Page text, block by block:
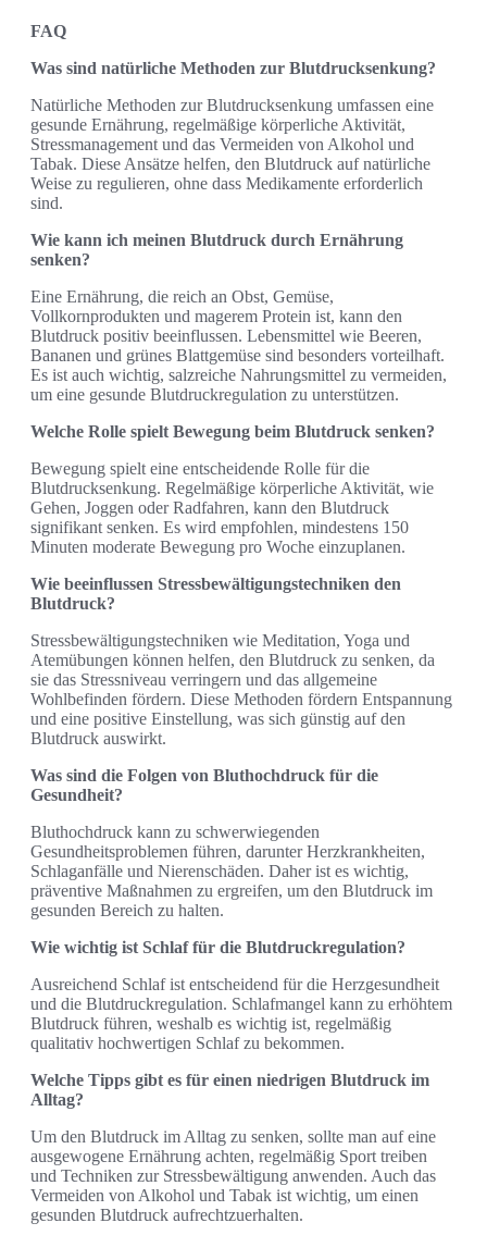
FAQ
Was sind natürliche Methoden zur Blutdrucksenkung?
Natürliche Methoden zur Blutdrucksenkung umfassen eine
gesunde Ernährung, regelmäßige körperliche Aktivität,
Stressmanagement und das Vermeiden von Alkohol und
Tabak. Diese Ansätze helfen, den Blutdruck auf natürliche
Weise zu regulieren, ohne dass Medikamente erforderlich
sind.
Wie kann ich meinen Blutdruck durch Ernährung
senken?
Eine Ernährung, die reich an Obst, Gemüse,
Vollkornprodukten und magerem Protein ist, kann den
Blutdruck positiv beeinflussen. Lebensmittel wie Beeren,
Bananen und grünes Blattgemüse sind besonders vorteilhaft.
Es ist auch wichtig, salzreiche Nahrungsmittel zu vermeiden,
um eine gesunde Blutdruckregulation zu unterstützen.
Welche Rolle spielt Bewegung beim Blutdruck senken?
Bewegung spielt eine entscheidende Rolle für die
Blutdrucksenkung. Regelmäßige körperliche Aktivität, wie
Gehen, Joggen oder Radfahren, kann den Blutdruck
signifikant senken. Es wird empfohlen, mindestens 150
Minuten moderate Bewegung pro Woche einzuplanen.
Wie beeinflussen Stressbewältigungstechniken den
Blutdruck?
Stressbewältigungstechniken wie Meditation, Yoga und
Atemübungen können helfen, den Blutdruck zu senken, da
sie das Stressniveau verringern und das allgemeine
Wohlbefinden fördern. Diese Methoden fördern Entspannung
und eine positive Einstellung, was sich günstig auf den
Blutdruck auswirkt.
Was sind die Folgen von Bluthochdruck für die
Gesundheit?
Bluthochdruck kann zu schwerwiegenden
Gesundheitsproblemen führen, darunter Herzkrankheiten,
Schlaganfälle und Nierenschäden. Daher ist es wichtig,
präventive Maßnahmen zu ergreifen, um den Blutdruck im
gesunden Bereich zu halten.
Wie wichtig ist Schlaf für die Blutdruckregulation?
Ausreichend Schlaf ist entscheidend für die Herzgesundheit
und die Blutdruckregulation. Schlafmangel kann zu erhöhtem
Blutdruck führen, weshalb es wichtig ist, regelmäßig
qualitativ hochwertigen Schlaf zu bekommen.
Welche Tipps gibt es für einen niedrigen Blutdruck im
Alltag?
Um den Blutdruck im Alltag zu senken, sollte man auf eine
ausgewogene Ernährung achten, regelmäßig Sport treiben
und Techniken zur Stressbewältigung anwenden. Auch das
Vermeiden von Alkohol und Tabak ist wichtig, um einen
gesunden Blutdruck aufrechtzuerhalten.